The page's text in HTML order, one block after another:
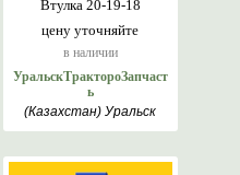
цену уточняйте
в наличии
Втулка 20-19-18
УральскТрактороЗапчаст
ь
(Казахстан) Уральск